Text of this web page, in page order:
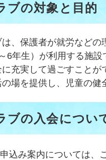
ブの対象と目的
は、保護者が就労など
6年生）が利用する施設
に充実して過ごすこと
場を提供し、児童の健
ブの入会につい
込み案内については、